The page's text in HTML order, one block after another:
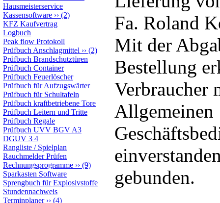
Hausmeisterservice
Kassensoftware ›› (2)
KFZ Kaufvertrag
Logbuch
Peak flow Protokoll
Prüfbuch Anschlagmittel ›› (2)
Prüfbuch Brandschutztüren
Prüfbuch Container
Prüfbuch Feuerlöscher
Prüfbuch für Aufzugswärter
Prüfbuch für Schultafeln
Prüfbuch kraftbetriebene Tore
Prüfbuch Leitern und Tritte
Prüfbuch Regale
Prüfbuch UVV BGV A3
DGUV 3 4
Rangliste / Spielplan
Rauchmelder Prüfen
Rechnungsprogramme ›› (9)
Sparkasten Software
Sprengbuch für Explosivstoffe
Stundennachweis
Terminplaner›› (4)
Fa. Roland
Mit der
Bestellung
Verbraucher
Allgemeinen
gebunden.